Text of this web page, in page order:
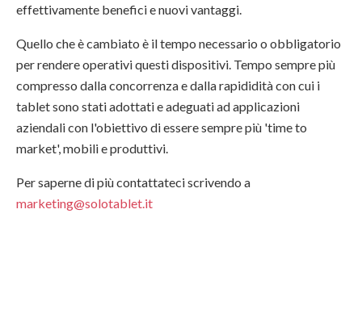
effettivamente benefici e nuovi vantaggi.
Quello che è cambiato è il tempo necessario o obbligatorio
per rendere operativi questi dispositivi. Tempo sempre più
compresso dalla concorrenza e dalla rapididità con cui i
tablet sono stati adottati e adeguati ad applicazioni
aziendali con l'obiettivo di essere sempre più 'time to
market', mobili e produttivi.
Per saperne di più contattateci scrivendo a
marketing@solotablet.it